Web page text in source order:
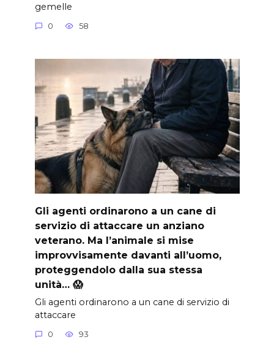
gemelle
0 58
Gli agenti ordinarono a un cane di
servizio di attaccare un anziano
veterano. Ma l’animale si mise
improvvisamente davanti all’uomo,
proteggendolo dalla sua stessa
unità… 😱
Gli agenti ordinarono a un cane di servizio di
attaccare
0 93